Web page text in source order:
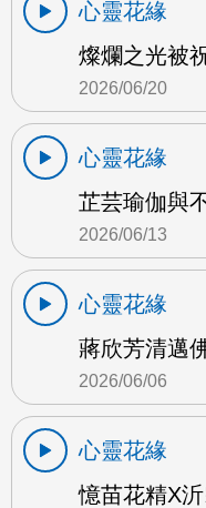
心靈花緣
燦爛之光被
2026/06/20
心靈花緣
芷芸瑜伽與
2026/06/13
心靈花緣
蔣欣芳清邁
2026/06/06
心靈花緣
憶苗花精X